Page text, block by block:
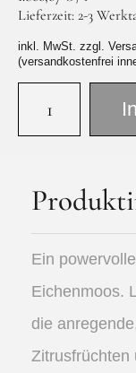
Lieferzeit: 2-3
inkl. MwSt. zzgl.
(versandkostenfrei
Ein
Eichenmoos.
die
Zitrusfrüchten